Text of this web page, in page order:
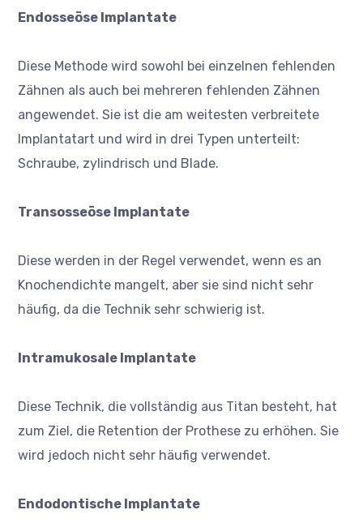
Endosseöse Implantate
Diese Methode wird sowohl bei einzelnen fehlenden
Zähnen als auch bei mehreren fehlenden Zähnen
angewendet. Sie ist die am weitesten verbreitete
Implantatart und wird in drei Typen unterteilt:
Schraube, zylindrisch und Blade.
Transosseöse Implantate
Diese werden in der Regel verwendet, wenn es an
Knochendichte mangelt, aber sie sind nicht sehr
häufig, da die Technik sehr schwierig ist.
Intramukosale Implantate
Diese Technik, die vollständig aus Titan besteht, hat
zum Ziel, die Retention der Prothese zu erhöhen. Sie
wird jedoch nicht sehr häufig verwendet.
Endodontische Implantate